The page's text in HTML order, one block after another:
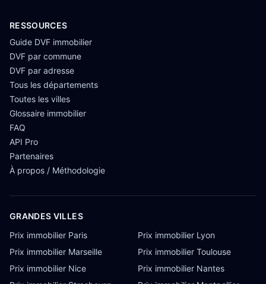
RESSOURCES
Guide DVF immobilier
DVF par commune
DVF par adresse
Tous les départements
Toutes les villes
Glossaire immobilier
FAQ
API Pro
Partenaires
À propos / Méthodologie
GRANDES VILLES
Prix immobilier Paris
Prix immobilier Lyon
Prix immobilier Marseille
Prix immobilier Toulouse
Prix immobilier Nice
Prix immobilier Nantes